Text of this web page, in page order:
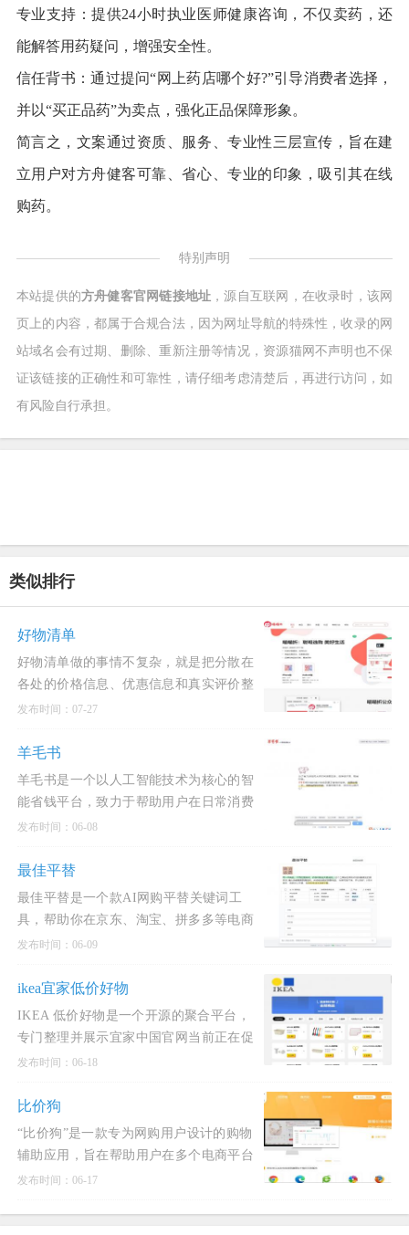
专业支持：提供24小时执业医师健康咨询，不仅卖药，还
能解答用药疑问，增强安全性。
信任背书：通过提问“网上药店哪个好?”引导消费者选择，
并以“买正品药”为卖点，强化正品保障形象。
简言之，文案通过资质、服务、专业性三层宣传，旨在建
立用户对方舟健客可靠、省心、专业的印象，吸引其在线
购药。
特别声明
本站提供的方舟健客官网链接地址 ，源自互联网，在收录时，该网
页上的内容，都属于合规合法，因为网址导航的特殊性，收录的网
站域名会有过期、删除、重新注册等情况，资源猫网不声明也不保
证该链接的正确性和可靠性，请仔细考虑清楚后，再进行访问，如
有风险自行承担。
类似排行
好物清单
好物清单做的事情不复杂，就是把分散在
各处的价格信息、优惠信息和真实评价整
合到一个地方，让你做购买决定的时候心
发布时间：07-27
羊毛书
羊毛书是一个以人工智能技术为核心的智
能省钱平台，致力于帮助用户在日常消费
中轻松省钱。
发布时间：06-08
最佳平替
最佳平替是一个款AI网购平替关键词工
具，帮助你在京东、淘宝、拼多多等电商
平台上，用更低价的关键词找到更便宜的
发布时间：06-09
ikea宜家低价好物
IKEA 低价好物是一个开源的聚合平台，
专门整理并展示宜家中国官网当前正在促
销的商品。
发布时间：06-18
比价狗
“比价狗”是一款专为网购用户设计的购物
辅助应用，旨在帮助用户在多个电商平台
之间快速比较商品价格，寻找最低价，并
发布时间：06-17